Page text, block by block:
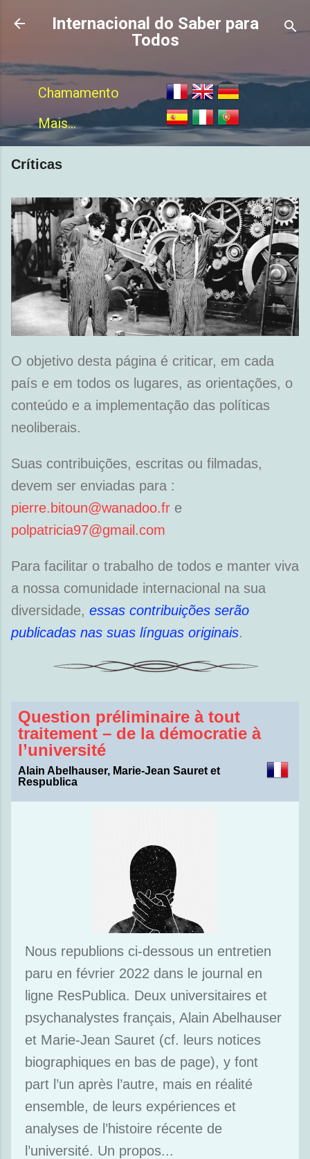
Accéder au contenu principal
Internacional do Saber para
Todos
Chamamento
Mais...
Críticas
O objetivo desta página é criticar, em cada
país e em todos os lugares, as orientações, o
conteúdo e a implementação das políticas
neoliberais.
Suas contribuições, escritas ou filmadas,
devem ser enviadas para :
pierre.bitoun@wanadoo.fr e
polpatricia97@gmail.com
Para facilitar o trabalho de todos e manter viva
a nossa comunidade internacional na sua
diversidade, essas contribuições serão
publicadas nas suas línguas originais.
Question préliminaire à tout
traitement – de la démocratie à
l’université
Alain Abelhauser, Marie-Jean Sauret et
Respublica
Nous republions ci-dessous un entretien
paru en février 2022 dans le journal en
ligne ResPublica. Deux universitaires et
psychanalystes français, Alain Abelhauser
et Marie-Jean Sauret (cf. leurs notices
biographiques en bas de page), y font
part l’un après l’autre, mais en réalité
ensemble, de leurs expériences et
analyses de l’histoire récente de
l’université. Un propos...